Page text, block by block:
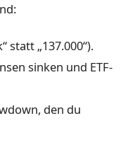
statt „137.000“).
sinken und ETF-
den du